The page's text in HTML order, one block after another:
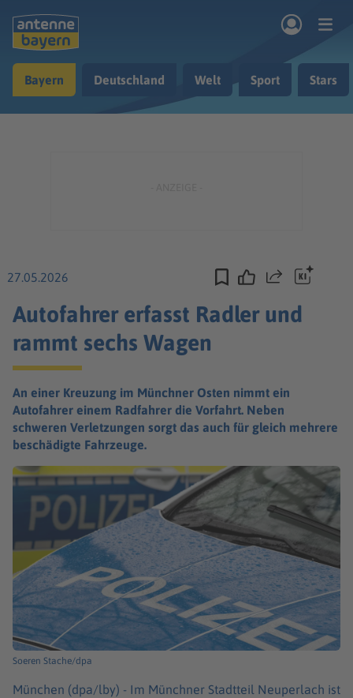
Musik & Radio
Bayern Deutschland Welt Sport Stars
27.05.2026 Teilen
Autofahrer erfasst Radler und
rammt sechs Wagen
An einer Kreuzung im Münchner Osten nimmt ein
Autofahrer einem Radfahrer die Vorfahrt. Neben
schweren Verletzungen sorgt das auch für gleich mehrere
beschädigte Fahrzeuge.
Soeren Stache/dpa
München (dpa/lby) - Im Münchner Stadtteil Neuperlach ist